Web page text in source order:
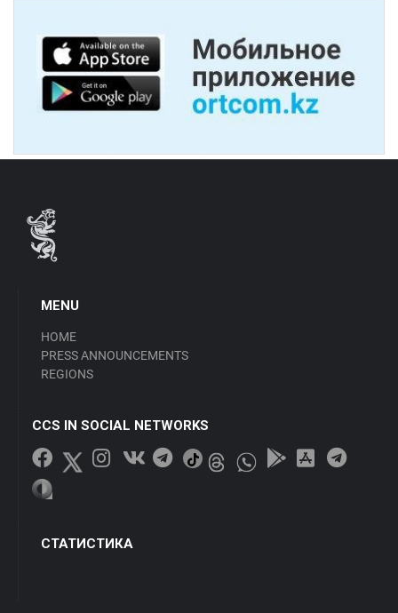
MENU
HOME
PRESS ANNOUNCEMENTS
REGIONS
CCS IN SOCIAL NETWORKS
СТАТИСТИКА